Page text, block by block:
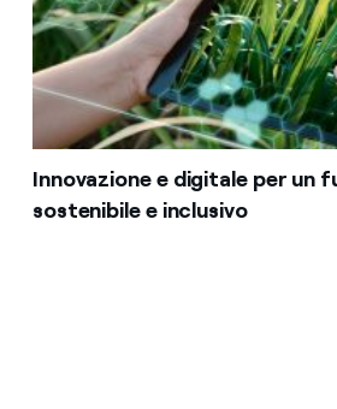
Innovazione e digitale per un
sostenibile e inclusivo